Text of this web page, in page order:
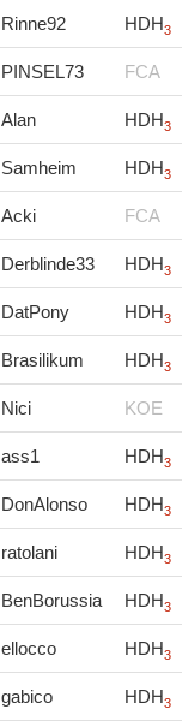
Rinne92 HDH3
PINSEL73 FCA
Alan HDH3
Samheim HDH3
Acki FCA
Derblinde33 HDH3
DatPony HDH3
Brasilikum HDH3
Nici KOE
ass1 HDH3
DonAlonso HDH3
ratolani HDH3
BenBorussia HDH3
ellocco HDH3
gabico HDH3